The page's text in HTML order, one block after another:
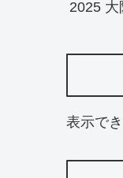
2025
表示で